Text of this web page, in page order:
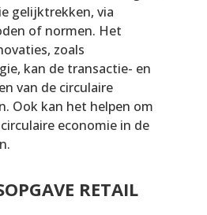
gelijktrekken, via
of normen. Het
zoals
kan de transactie- en
van de circulaire
Ook kan het helpen om
economie in de
RETAIL